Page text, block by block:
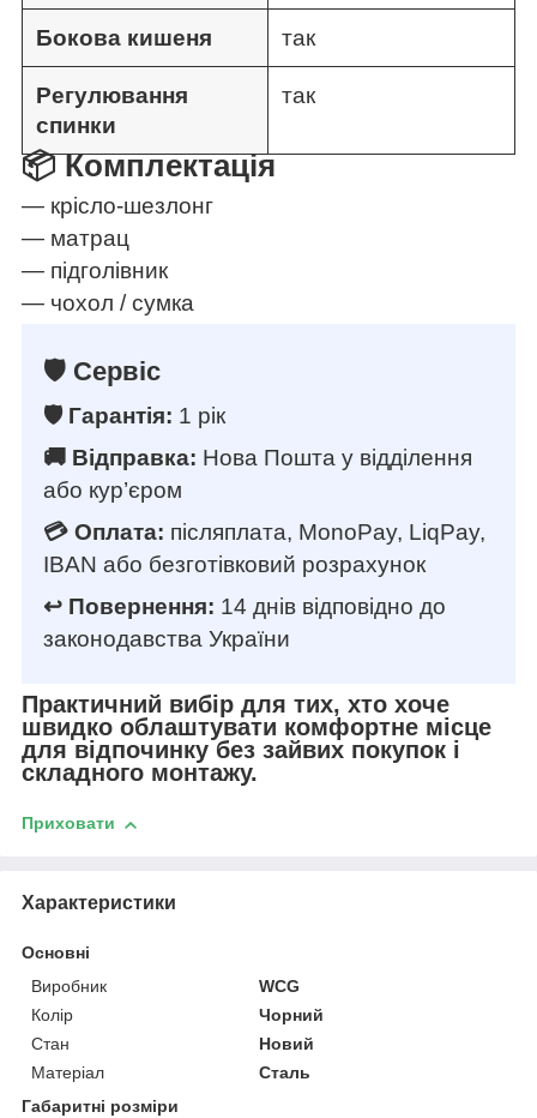
Бокова кишеня так
Регулювання
спинки
так
📦 Комплектація
— крісло-шезлонг
— матрац
— підголівник
— чохол / сумка
🛡️ Сервіс
🛡️ Гарантія: 1 рік
🚚 Відправка: Нова Пошта у відділення
або кур’єром
💳 Оплата: післяплата, MonoPay, LiqPay,
IBAN або безготівковий розрахунок
↩️ Повернення: 14 днів відповідно до
законодавства України
Практичний вибір для тих, хто хоче
швидко облаштувати комфортне місце
для відпочинку без зайвих покупок і
складного монтажу.
Приховати
Характеристики
Основні
Виробник
WCG
Колір
Чорний
Стан
Новий
Матеріал
Сталь
Габаритні розміри